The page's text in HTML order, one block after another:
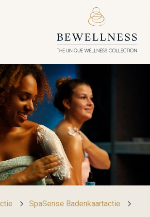
SpaSense Badenkaartactie